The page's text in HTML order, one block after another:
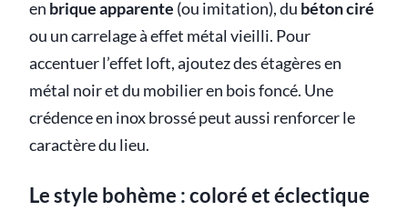
en brique apparente (ou imitation), du béton ciré
ou un carrelage à effet métal vieilli. Pour
accentuer l’effet loft, ajoutez des étagères en
métal noir et du mobilier en bois foncé. Une
crédence en inox brossé peut aussi renforcer le
caractère du lieu.
Le style bohème : coloré et éclectique